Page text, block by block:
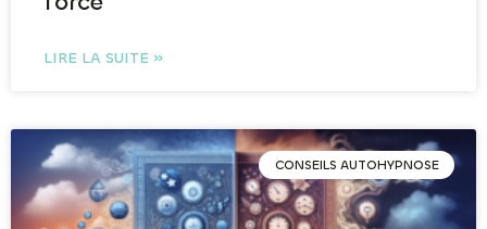
LIRE LA SUITE »
CONSEILS AUTOHYPNOSE